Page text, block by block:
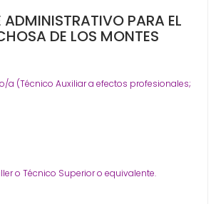
PARA EL
DE LOS MONTES
a (Técnico Auxiliar a efectos profesionales;
o Técnico Superior o equivalente.